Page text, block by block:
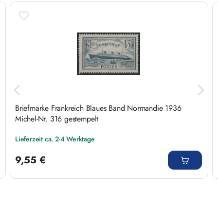
Produktgalerie überspringen
Briefmarke Frankreich Blaues Band Normandie 1936
Michel-Nr. 316 gestempelt
Lieferzeit ca. 2-4 Werktage
9,55 €